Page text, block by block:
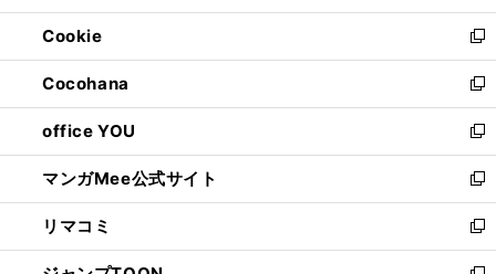
開
く
ウ
で
開
く
ン
ド
ウ
で
開
く
ウ
ィ
ン
ド
ウ
で
開
く
Cookie
新
し
い
ウ
ィ
ン
ド
ウ
で
開
Cocohana
新
し
い
ウ
ィ
ン
ド
ウ
office YOU
新
し
い
ウ
ィ
ン
マンガMee公式サイト
新
し
い
ウ
リマコミ
新
し